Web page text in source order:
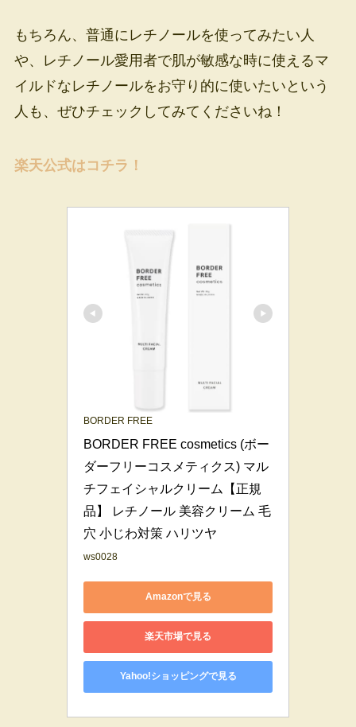
もちろん、普通にレチノールを使ってみたい人
や、レチノール愛用者で肌が敏感な時に使えるマ
イルドなレチノールをお守り的に使いたいという
人も、ぜひチェックしてみてくださいね！
楽天公式はコチラ！
BORDER FREE
BORDER FREE cosmetics (ボー
ダーフリーコスメティクス) マル
チフェイシャルクリーム【正規
品】 レチノール 美容クリーム 毛
穴 小じわ対策 ハリツヤ
ws0028
Amazonで見る
楽天市場で見る
Yahoo!ショッピングで見る